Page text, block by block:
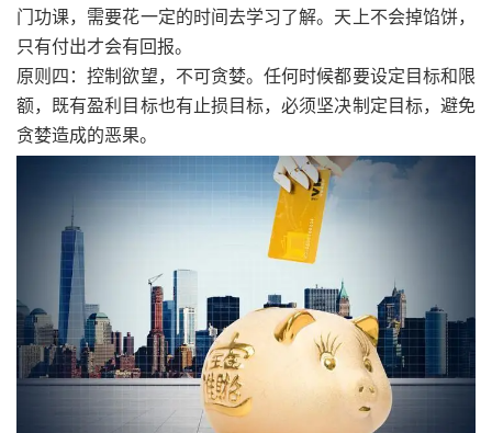
门功课，需要花一定的时间去学习了解。天上不会掉馅饼，
只有付出才会有回报。
原则四：控制欲望，不可贪婪。任何时候都要设定目标和限
额，既有盈利目标也有止损目标，必须坚决制定目标，避免
贪婪造成的恶果。